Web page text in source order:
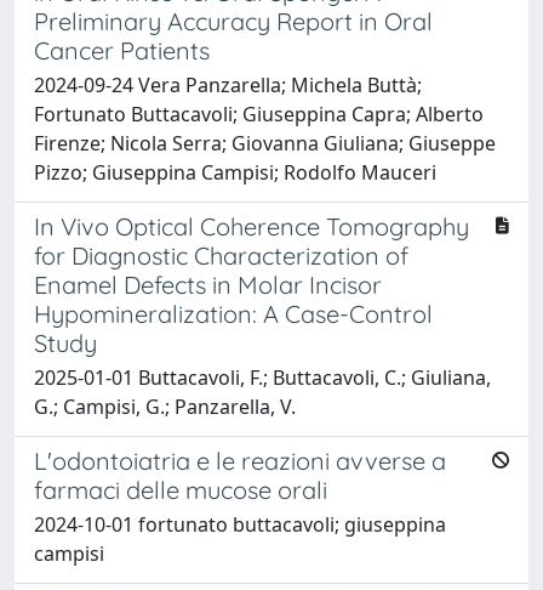
Preliminary Accuracy Report in Oral
Cancer Patients
2024-09-24 Vera Panzarella; Michela Buttà;
Fortunato Buttacavoli; Giuseppina Capra; Alberto
Firenze; Nicola Serra; Giovanna Giuliana; Giuseppe
Pizzo; Giuseppina Campisi; Rodolfo Mauceri
In Vivo Optical Coherence Tomography
for Diagnostic Characterization of
Enamel Defects in Molar Incisor
Hypomineralization: A Case-Control
Study
2025-01-01 Buttacavoli, F.; Buttacavoli, C.; Giuliana,
G.; Campisi, G.; Panzarella, V.
L'odontoiatria e le reazioni avverse a
farmaci delle mucose orali
2024-10-01 fortunato buttacavoli; giuseppina
campisi